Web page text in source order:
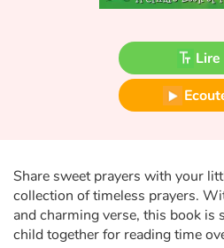
Princesses et princes, rois,
Ogres, monstres et sorcières
Écologie, nature, saisons
Les animaux
Lire
Share sweet prayers with your
collection of timeless prayers.
and charming verse, this book is
child together for reading time